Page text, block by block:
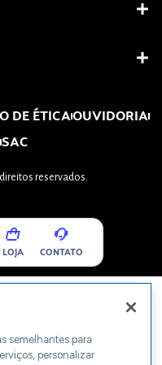
DE ÉTICAOUVIDORIA
SAC
reservados.
LOJA CONTATO
semelhantes para
personalizar